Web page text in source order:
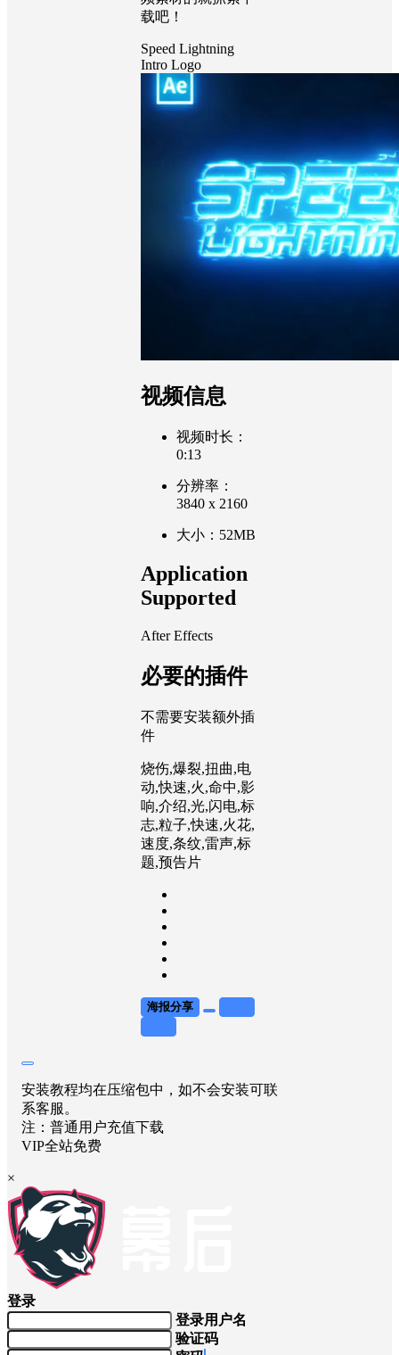
载吧！
Speed Lightning
Intro Logo
视频信息
视频时长：
0:13
分辨率：
3840 x 2160
大小：52MB
Application
Supported
After Effects
必要的插件
不需要安装额外插
件
烧伤,爆裂,扭曲,电
动,快速,火,命中,影
响,介绍,光,闪电,标
志,粒子,快速,火花,
速度,条纹,雷声,标
题,预告片
海报分享
安装教程均在压缩包中，如不会安装可联
系客服。
注：普通用户充值下载
VIP全站免费
×
登录
登录用户名
验证码